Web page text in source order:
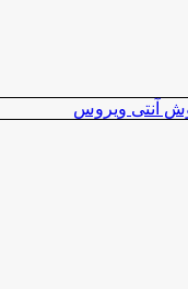
آنتی ویروس